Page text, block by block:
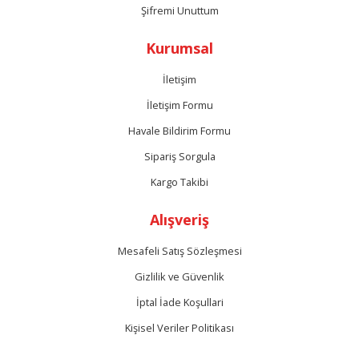
Şifremi Unuttum
Kurumsal
İletişim
İletişim Formu
Havale Bildirim Formu
Sipariş Sorgula
Kargo Takibi
Alışveriş
Mesafeli Satış Sözleşmesi
Gizlilik ve Güvenlik
İptal İade Koşullari
Kişisel Veriler Politikası